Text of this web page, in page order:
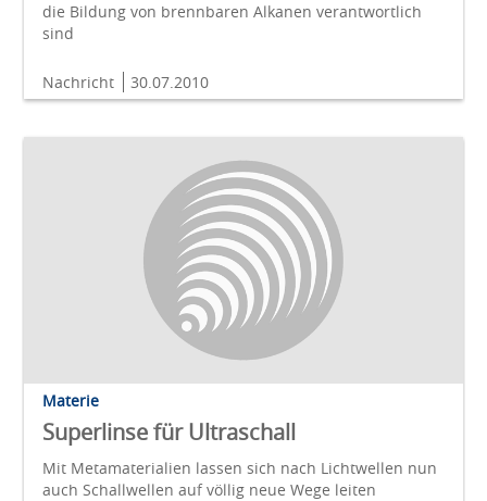
die Bildung von brennbaren Alkanen verantwortlich
sind
Nachricht 30.07.2010
Materie
Superlinse für Ultraschall
Mit Metamaterialien lassen sich nach Lichtwellen nun
auch Schallwellen auf völlig neue Wege leiten